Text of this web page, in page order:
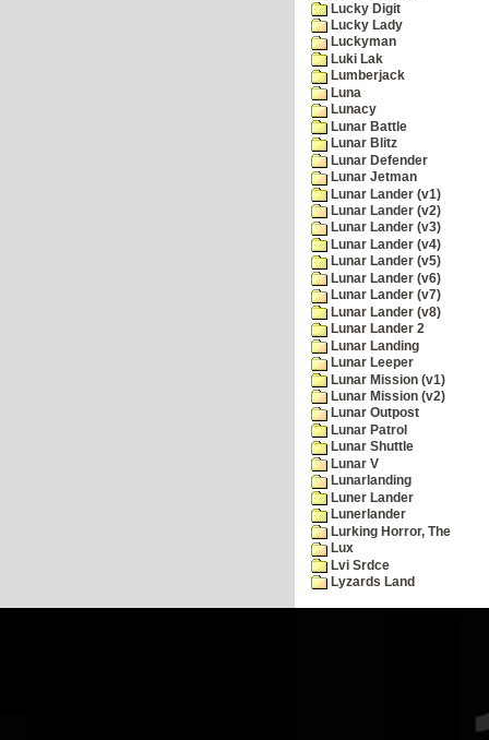
Lucky Digit
Lucky Lady
Luckyman
Luki Lak
Lumberjack
Luna
Lunacy
Lunar Battle
Lunar Blitz
Lunar Defender
Lunar Jetman
Lunar Lander (v1)
Lunar Lander (v2)
Lunar Lander (v3)
Lunar Lander (v4)
Lunar Lander (v5)
Lunar Lander (v6)
Lunar Lander (v7)
Lunar Lander (v8)
Lunar Lander 2
Lunar Landing
Lunar Leeper
Lunar Mission (v1)
Lunar Mission (v2)
Lunar Outpost
Lunar Patrol
Lunar Shuttle
Lunar V
Lunarlanding
Luner Lander
Lunerlander
Lurking Horror, The
Lux
Lvi Srdce
Lyzards Land